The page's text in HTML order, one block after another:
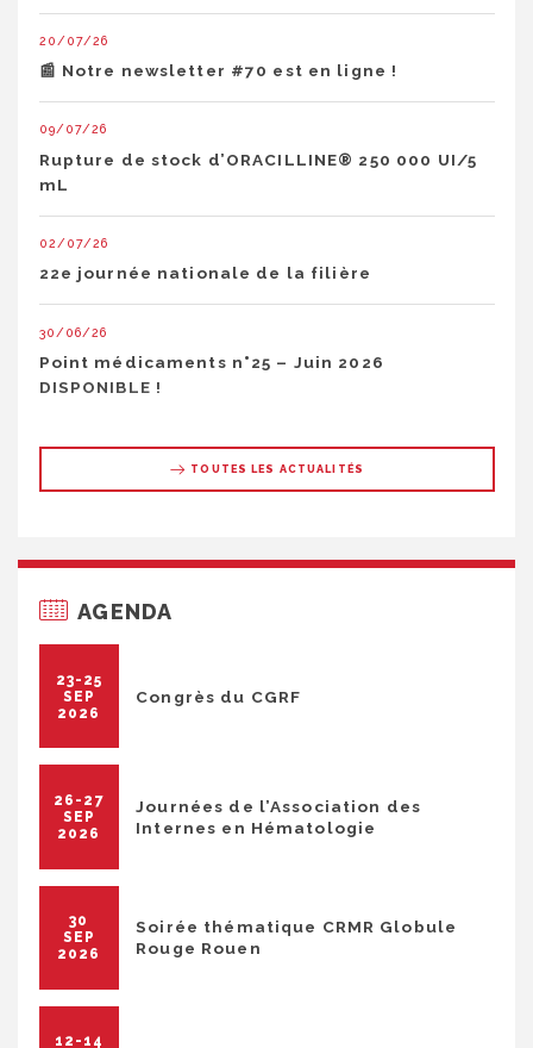
20/07/26
📰 Notre newsletter #70 est en ligne !
09/07/26
Rupture de stock d’ORACILLINE® 250 000 UI/5
mL
02/07/26
22e journée nationale de la filière
30/06/26
Point médicaments n°25 – Juin 2026
DISPONIBLE !
TOUTES LES ACTUALITÉS
AGENDA
23-25
SEP
2026
Congrès du CGRF
26-27
SEP
2026
Journées de l’Association des
Internes en Hématologie
30
SEP
2026
Soirée thématique CRMR Globule
Rouge Rouen
12-14